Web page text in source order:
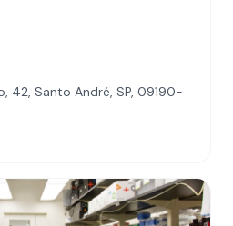
42, Santo André, SP, 09190-